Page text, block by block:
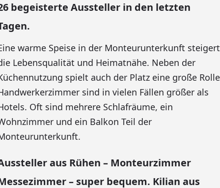
begeisterte Aussteller in den letzten
warme Speise in der Monteurunterkunft steigert
Lebensqualität und Heimatnähe. Neben der
spielt auch der Platz eine große
sind in vielen Fällen größer als
Oft sind mehrere Schlafräume, ein
und ein Balkon Teil der
aus Rühen – Monteurzimmer
– super bequem. Kilian aus